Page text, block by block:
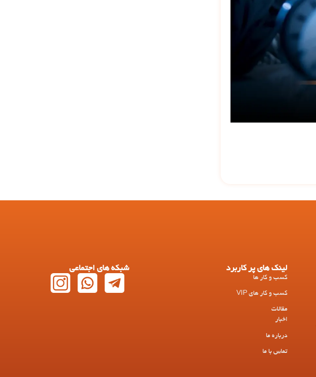
لینک های پر کاربرد
کسب و کار ها
کسب و کار های VIP
مقالات
اخبار
درباره ما
تماس با ما
شبکه های اجتماعی